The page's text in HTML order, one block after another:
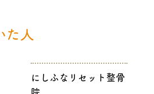
た人
にしふなリセット整骨